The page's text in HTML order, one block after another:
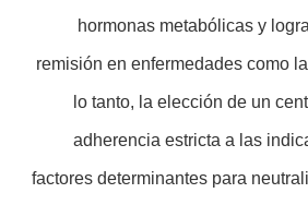
hormonas metabólicas y
remisión en enfermedades como
lo tanto, la elección de un
adherencia estricta a las
factores determinantes para